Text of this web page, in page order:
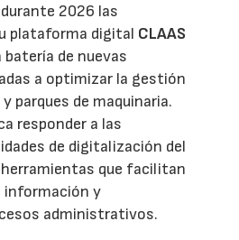
2026 las
plataforma digital CLAAS
batería de nuevas
a optimizar la gestión
parques de maquinaria.
responder a las
de digitalización del
que facilitan
información y
administrativos.